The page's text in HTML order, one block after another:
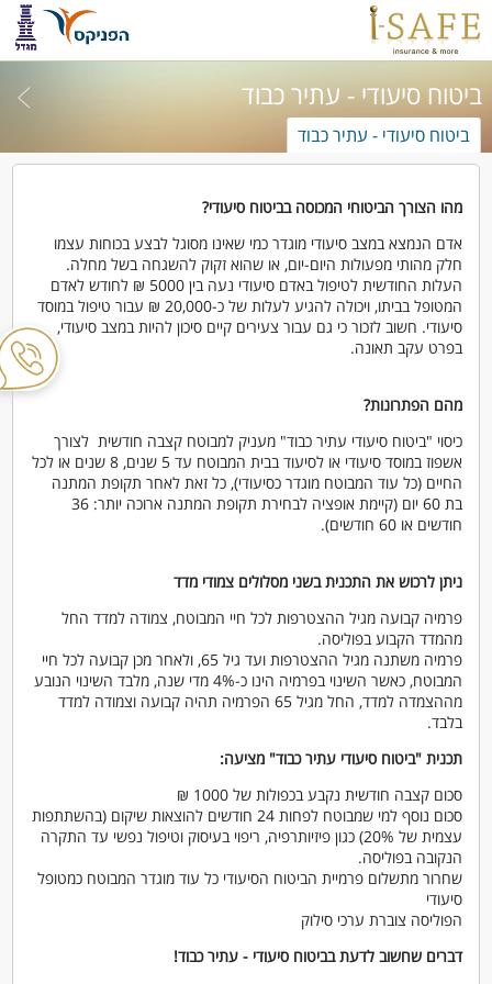
ביטוח סיעודי - עתיר כבוד
ביטוח סיעודי - עתיר כבוד
מהו הצורך הביטוחי המכוסה בביטוח סיעודי?
אדם הנמצא במצב סיעודי מוגדר כמי שאינו מסוגל לבצע בכוחות עצמו
חלק מהותי מפעולות היום-יום, או שהוא זקוק להשגחה בשל מחלה.
העלות החודשית לטיפול באדם סיעודי נעה בין 5000 ₪ לחודש לאדם
המטופל בביתו, ויכולה להגיע לעלות של כ-20,000 ₪ עבור טיפול במוסד
סיעודי. חשוב לזכור כי גם עבור צעירים קיים סיכון להיות במצב סיעודי,
בפרט עקב תאונה.
מהם הפתרונות?
כיסוי "ביטוח סיעודי עתיר כבוד" מעניק למבוטח קצבה חודשית לצורך
אשפוז במוסד סיעודי או לסיעוד בבית המבוטח עד 5 שנים, 8 שנים או לכל
החיים (כל עוד המבוטח מוגדר כסיעודי), כל זאת לאחר תקופת המתנה
בת 60 יום (קיימת אופציה לבחירת תקופת המתנה ארוכה יותר: 36
חודשים או 60 חודשים).
ניתן לרכוש את התכנית בשני מסלולים צמודי מדד
פרמיה קבועה מגיל ההצטרפות לכל חיי המבוטח, צמודה למדד החל
מהמדד הקבוע בפוליסה.
פרמיה משתנה מגיל ההצטרפות ועד גיל 65, ולאחר מכן קבועה לכל חיי
המבוטח, כאשר השינוי בפרמיה הינו כ-4% מדי שנה, מלבד השינוי הנובע
מההצמדה למדד, החל מגיל 65 הפרמיה תהיה קבועה וצמודה למדד
בלבד.
תכנית "ביטוח סיעודי עתיר כבוד" מציעה:
סכום קצבה חודשית נקבע בכפולות של 1000 ₪
סכום נוסף למי שמבוטח לפחות 24 חודשים להוצאות שיקום (בהשתתפות
עצמית של 20%) כגון פיזיותרפיה, ריפוי בעיסוק וטיפול נפשי עד התקרה
הנקובה בפוליסה.
שחרור מתשלום פרמיית הביטוח הסיעודי כל עוד מוגדר המבוטח כמטופל
סיעודי
הפוליסה צוברת ערכי סילוק
דברים שחשוב לדעת בביטוח סיעודי - עתיר כבוד!